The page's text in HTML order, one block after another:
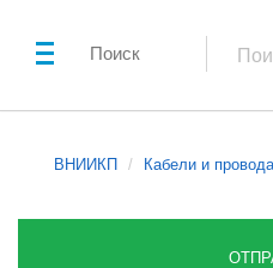
Поиск
ВНИИКП Кабели и